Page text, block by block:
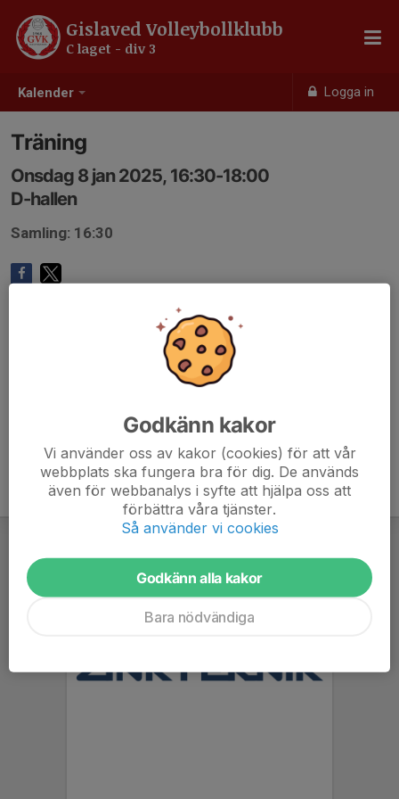
Kalender Logga in
Gislaved Volleybollklubb
C laget - div 3
Träning
Onsdag 8 jan 2025, 16:30-18:00
D-hallen
Samling: 16:30
Godkänn kakor
Vi använder oss av kakor (cookies) för att vår
webbplats ska fungera bra för dig. De används
även för webbanalys i syfte att hjälpa oss att
förbättra våra tjänster.
Så använder vi cookies
Godkänn alla kakor
Bara nödvändiga